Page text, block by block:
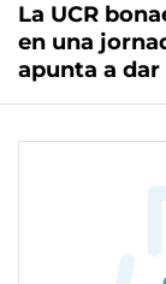
La UCR
en una
apunta a dar